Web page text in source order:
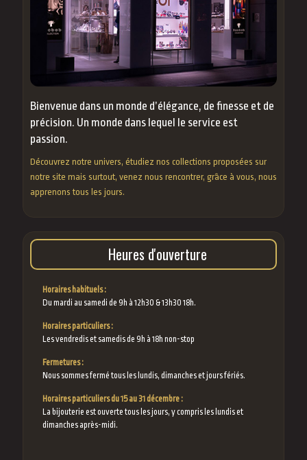
Bienvenue dans un monde d’élégance, de finesse et de
précision. Un monde dans lequel le service est
passion.
Découvrez notre univers, étudiez nos collections proposées sur
notre site mais surtout, venez nous rencontrer, grâce à vous, nous
apprenons tous les jours.
Heures d'ouverture
Horaires habituels :
Du mardi au samedi de 9h à 12h30 & 13h30 18h.
Horaires particuliers :
Les vendredis et samedis de 9h à 18h non-stop
Fermetures :
Nous sommes fermé tous les lundis, dimanches et jours fériés.
Horaires particuliers du 15 au 31 décembre :
La bijouterie est ouverte tous les jours, y compris les lundis et
dimanches après-midi.